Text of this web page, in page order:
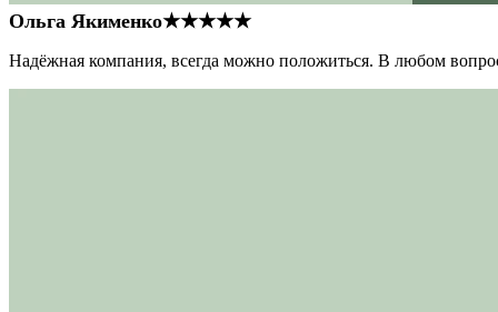
Ольга Якименко★★★★★
Надёжная компания, всегда можно положиться. В любом